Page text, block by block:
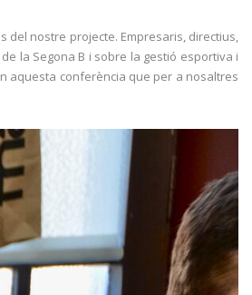
nostre projecte. Empresaris, directius,
la Segona B i sobre la gestió esportiva i
aquesta conferència que per a nosaltres